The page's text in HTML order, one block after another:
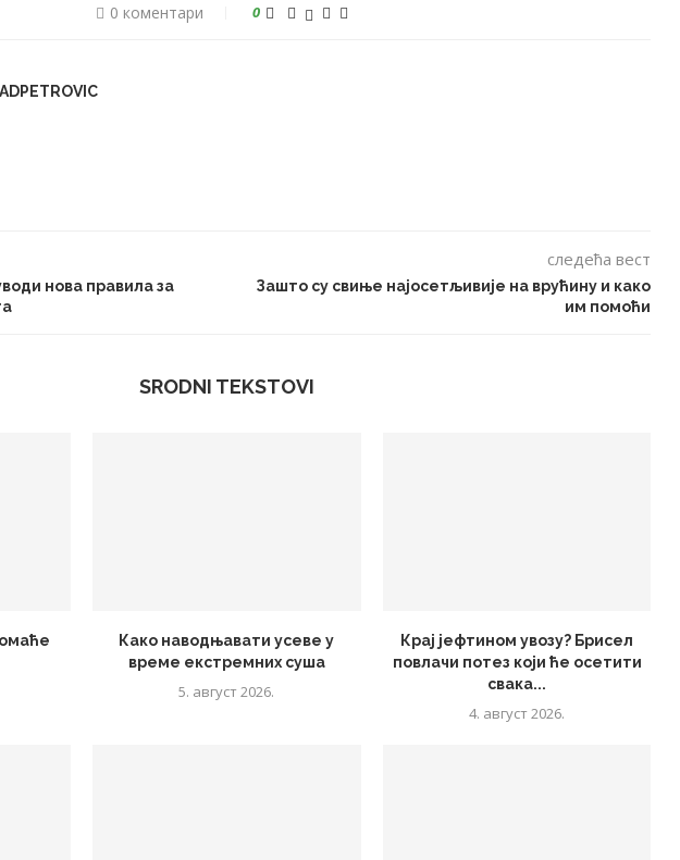
0 коментари 0
нова правила за
следећа вест
Зашто су свиње најосетљивије на врућину и како
им помоћи
SRODNI TEKSTOVI
Како наводњавати усеве у
време екстремних суша
5. август 2026.
Крај јефтином увозу? Брисел
повлачи потез који ће осетити
свака...
4. август 2026.